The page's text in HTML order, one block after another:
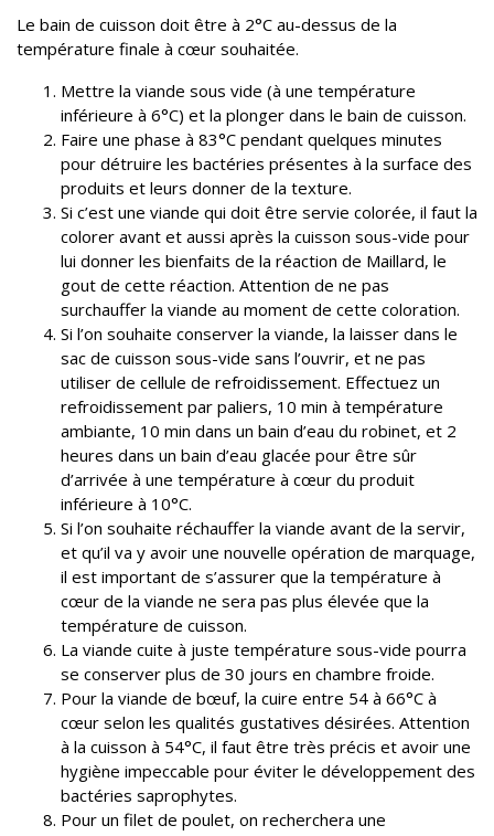
Le bain de cuisson doit être à 2°C au-dessus de la
température finale à cœur souhaitée.
Mettre la viande sous vide (à une température
inférieure à 6°C) et la plonger dans le bain de cuisson.
Faire une phase à 83°C pendant quelques minutes
pour détruire les bactéries présentes à la surface des
produits et leurs donner de la texture.
Si c’est une viande qui doit être servie colorée, il faut la
colorer avant et aussi après la cuisson sous-vide pour
lui donner les bienfaits de la réaction de Maillard, le
gout de cette réaction. Attention de ne pas
surchauffer la viande au moment de cette coloration.
Si l’on souhaite conserver la viande, la laisser dans le
sac de cuisson sous-vide sans l’ouvrir, et ne pas
utiliser de cellule de refroidissement. Effectuez un
refroidissement par paliers, 10 min à température
ambiante, 10 min dans un bain d’eau du robinet, et 2
heures dans un bain d’eau glacée pour être sûr
d’arrivée à une température à cœur du produit
inférieure à 10°C.
Si l’on souhaite réchauffer la viande avant de la servir,
et qu’il va y avoir une nouvelle opération de marquage,
il est important de s’assurer que la température à
cœur de la viande ne sera pas plus élevée que la
température de cuisson.
La viande cuite à juste température sous-vide pourra
se conserver plus de 30 jours en chambre froide.
Pour la viande de bœuf, la cuire entre 54 à 66°C à
cœur selon les qualités gustatives désirées. Attention
à la cuisson à 54°C, il faut être très précis et avoir une
hygiène impeccable pour éviter le développement des
bactéries saprophytes.
Pour un filet de poulet, on recherchera une